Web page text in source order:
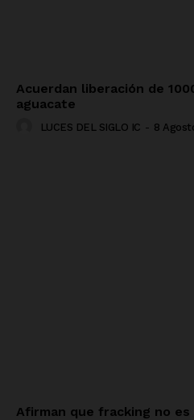
Acuerdan liberación de
aguacate
LUCES DEL SIGLO IC - 8
Afirman que fracking no